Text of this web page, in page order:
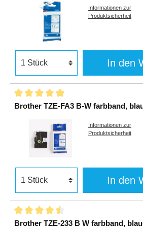
Informationen zur
Produktsicherheit
In den
Brother TZE-FA3 B-W farbband,
Informationen zur
Produktsicherheit
In den
Brother TZE-233 B W farbband,